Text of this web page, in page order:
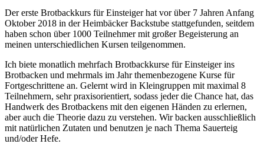
Der erste Brotbackkurs für Einsteiger hat vor über 7 Jahren Anfang
Oktober 2018 in der Heimbäcker Backstube stattgefunden, seitdem
haben schon über 1000 Teilnehmer mit großer Begeisterung an
meinen unterschiedlichen Kursen teilgenommen.
Ich biete monatlich mehrfach Brotbackkurse für Einsteiger ins
Brotbacken und mehrmals im Jahr themenbezogene Kurse für
Fortgeschrittene an. Gelernt wird in Kleingruppen mit maximal 8
Teilnehmern, sehr praxisorientiert, sodass jeder die Chance hat, das
Handwerk des Brotbackens mit den eigenen Händen zu erlernen,
aber auch die Theorie dazu zu verstehen. Wir backen ausschließlich
mit natürlichen Zutaten und benutzen je nach Thema Sauerteig
und/oder Hefe.